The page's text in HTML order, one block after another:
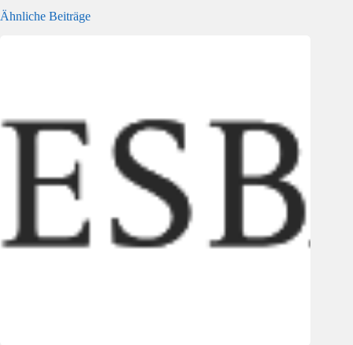
Ähnliche Beiträge